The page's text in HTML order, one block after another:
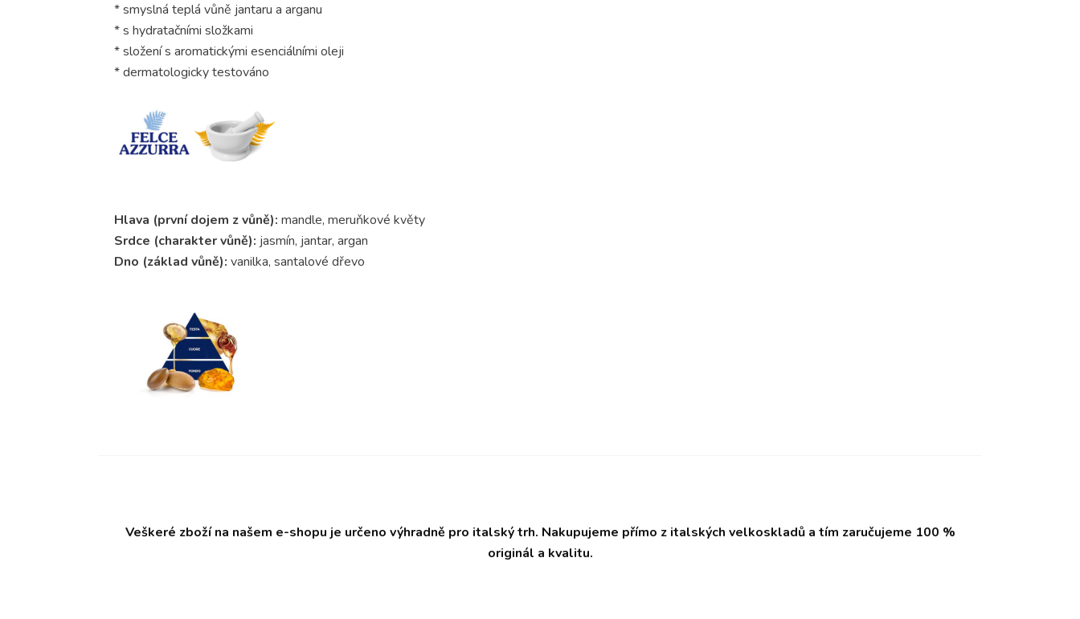
* smyslná teplá vůně jantaru a arganu
* s hydratačními složkami
* složení s aromatickými esenciálními oleji
* dermatologicky testováno
Hlava (první dojem z vůně): mandle, meruňkové květy
Srdce (charakter vůně): jasmín, jantar, argan
Dno (základ vůně): vanilka, santalové dřevo
Veškeré zboží na našem e-shopu je určeno výhradně pro italský trh. Nakupujeme přímo z italských velkoskladů a tím zaručujeme 100 %
originál a kvalitu.